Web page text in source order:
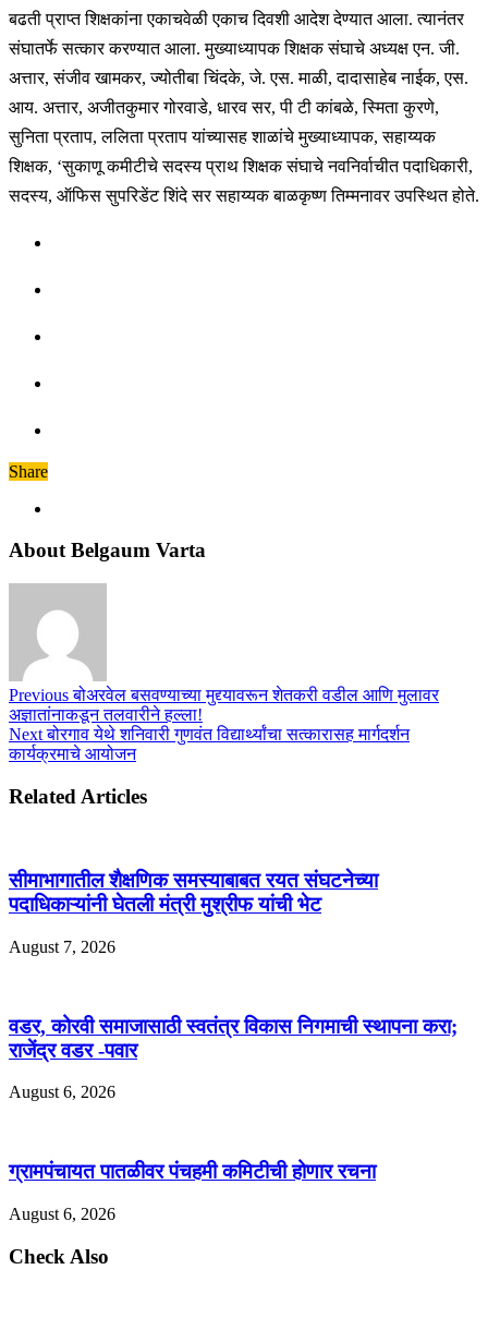
बढती प्राप्त शिक्षकांना एकाचवेळी एकाच दिवशी आदेश देण्यात आला. त्यानंतर
संघातर्फे सत्कार करण्यात आला. मुख्याध्यापक शिक्षक संघाचे अध्यक्ष एन. जी.
अत्तार, संजीव खामकर, ज्योतीबा चिंदके, जे. एस. माळी, दादासाहेब नाईक, एस.
आय. अत्तार, अजीतकुमार गोरवाडे, धारव सर, पी टी कांबळे, स्मिता कुरणे,
सुनिता प्रताप, ललिता प्रताप यांच्यासह शाळांचे मुख्याध्यापक, सहाय्यक
शिक्षक, ‘सुकाणू कमीटीचे सदस्य प्राथ शिक्षक संघाचे नवनिर्वाचीत पदाधिकारी,
सदस्य, ऑफिस सुपरिडेंट शिंदे सर सहाय्यक बाळकृष्ण तिम्मनावर उपस्थित होते.
Share
About Belgaum Varta
Previousबोअरवेल बसवण्याच्या मुद्द्यावरून शेतकरी वडील आणि मुलावर
अज्ञातांनाकडून तलवारीने हल्ला!
Nextबोरगाव येथे शनिवारी गुणवंत विद्यार्थ्यांचा सत्कारासह मार्गदर्शन
कार्यक्रमाचे आयोजन
Related Articles
सीमाभागातील शैक्षणिक समस्याबाबत रयत संघटनेच्या
पदाधिकाऱ्यांनी घेतली मंत्री मुश्रीफ यांची भेट
August 7, 2026
वडर, कोरवी समाजासाठी स्वतंत्र विकास निगमाची स्थापना करा;
राजेंद्र वडर -पवार
August 6, 2026
ग्रामपंचायत पातळीवर पंचहमी कमिटीची होणार रचना
August 6, 2026
Check Also